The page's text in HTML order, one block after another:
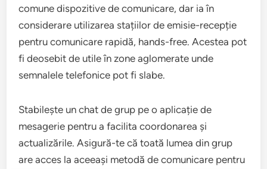
comune dispozitive de comunicare, dar ia în
considerare utilizarea stațiilor de emisie-recepție
pentru comunicare rapidă, hands-free. Acestea pot
fi deosebit de utile în zone aglomerate unde
semnalele telefonice pot fi slabe.
Stabilește un chat de grup pe o aplicație de
mesagerie pentru a facilita coordonarea și
actualizările. Asigură-te că toată lumea din grup
are acces la aceeași metodă de comunicare pentru